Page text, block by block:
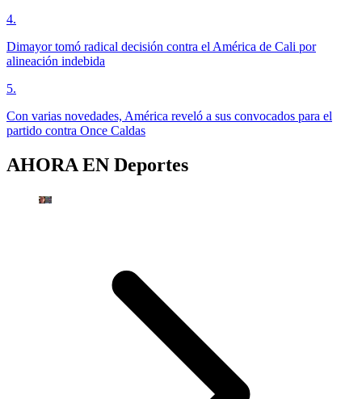
4.
Dimayor tomó radical decisión contra el América de Cali por
alineación indebida
5.
Con varias novedades, América reveló a sus convocados para el
partido contra Once Caldas
AHORA EN Deportes